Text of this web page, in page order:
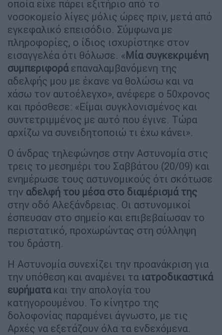
οποία είχε πάρει εξιτήριο από το
νοσοκομείο λίγες μόλις ώρες πριν, μετά από
εγκεφαλικό επεισόδιο. Σύμφωνα με
πληροφορίες, ο ίδιος ισχυρίστηκε στον
εισαγγελέα ότι θόλωσε. «Μία συγκεκριμένη
συμπεριφοράεπαναλαμβανόμενη της
αδελφής μου με έκανε να θολώσω και να
χάσω τον αυτοέλεγχο», ανέφερε ο 50χρονος
και πρόσθεσε: «Είμαι συγκλονισμένος και
συντετριμμένος με αυτό που έγινε. Τώρα
αρχίζω να συνειδητοποιώ τι έχω κάνει».
Ο άνδρας τηλεφώνησε στην Αστυνομία στις
τρεις το μεσημέρι του Σαββάτου (20/09) και
ενημέρωσε τους αστυνομικούς ότι σκότωσε
την αδελφή του μέσα στο διαμέρισμά της
στην οδό Αλεξάνδρειας. Οι αστυνομικοί
έσπευσαν στο σημείο και επιβεβαίωσαν το
περιστατικό, προχωρώντας στη σύλληψη
του δράστη.
Η Αστυνομία συνεχίζει την προανάκριση για
την υπόθεση και αναμένει τα ιατροδικαστικά
ευρήματακαι την απολογία του
κατηγορουμένου. Το κίνητρο της
δολοφονίας παραμένει άγνωστο, με τις
Αρχές να εξετάζουν όλα τα ενδεχόμενα.